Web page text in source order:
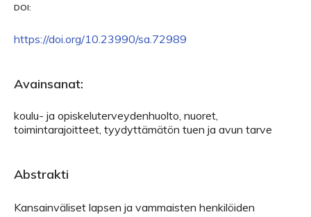
DOI:
https://doi.org/10.23990/sa.72989
Avainsanat:
koulu- ja opiskeluterveydenhuolto, nuoret,
toimintarajoitteet, tyydyttämätön tuen ja avun tarve
Abstrakti
Kansainväliset lapsen ja vammaisten henkilöiden